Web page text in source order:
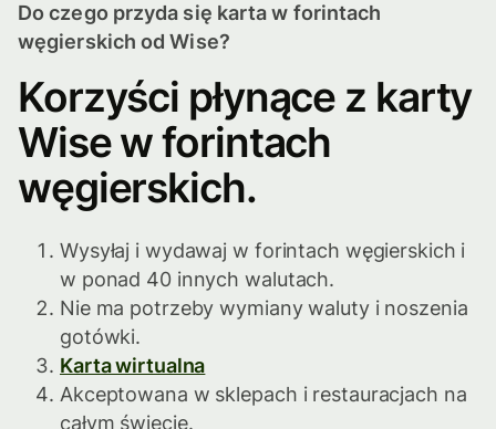
Korzyści płynące z karty
Wise w forintach
węgierskich.
Do czego przyda się karta w forintach
węgierskich od Wise?
Wysyłaj i wydawaj w forintach węgierskich i
w ponad 40 innych walutach.
Nie ma potrzeby wymiany waluty i noszenia
gotówki.
Karta wirtualna
Akceptowana w sklepach i restauracjach na
całym świecie.